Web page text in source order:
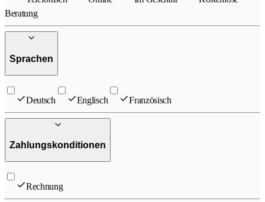
Beratung
Sprachen
Deutsch Englisch Französisch
Zahlungskonditionen
Rechnung